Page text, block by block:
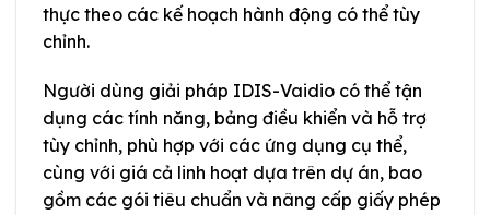
thực theo các kế hoạch hành động có thể tùy
chỉnh.
Người dùng giải pháp IDIS-Vaidio có thể tận
dụng các tính năng, bảng điều khiển và hỗ trợ
tùy chỉnh, phù hợp với các ứng dụng cụ thể,
cùng với giá cả linh hoạt dựa trên dự án, bao
gồm các gói tiêu chuẩn và nâng cấp giấy phép